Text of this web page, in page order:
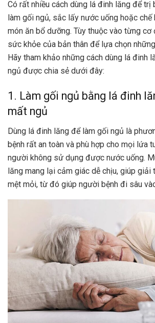
Có rất nhiều cách dùng lá đinh lăng để trị
làm gối ngủ, sắc lấy nước uống hoặc chế
món ăn bổ dưỡng. Tùy thuộc vào từng cơ
sức khỏe của bản thân để lựa chọn
Hãy tham khảo những cách dùng lá đinh
ngủ được chia sẻ dưới đây:
1. Làm gối ngủ bằng lá đinh
mất ngủ
Dùng lá đinh lăng để làm gối ngủ là
bệnh rất an toàn và phù hợp cho mọi lứa
người không sử dụng được nước uống.
lăng mang lại cảm giác dễ chịu, giúp giải
mệt mỏi, từ đó giúp người bệnh đi sâu